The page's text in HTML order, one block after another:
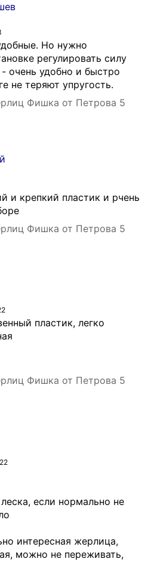
Но нужно
регулировать силу
очень удобно и быстро
не теряют упругость.
Фишка от Петрова 5
и крепкий пластик и рчень
Фишка от Петрова 5
пластик, легко
Фишка от Петрова 5
если нормально не
интересная жерлица,
можно не переживать,